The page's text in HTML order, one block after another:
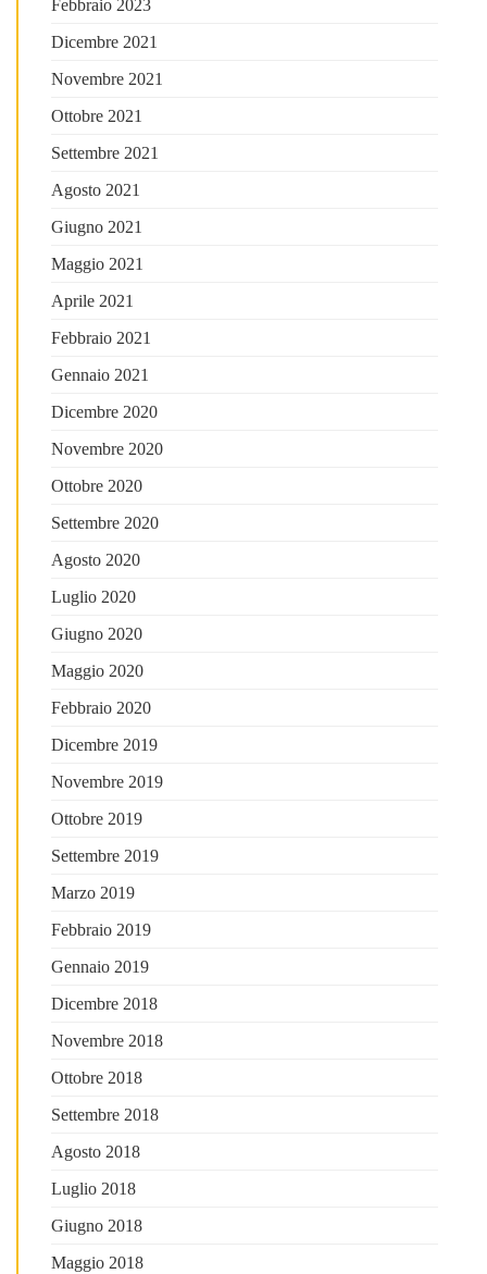
Febbraio 2023
Dicembre 2021
Novembre 2021
Ottobre 2021
Settembre 2021
Agosto 2021
Giugno 2021
Maggio 2021
Aprile 2021
Febbraio 2021
Gennaio 2021
Dicembre 2020
Novembre 2020
Ottobre 2020
Settembre 2020
Agosto 2020
Luglio 2020
Giugno 2020
Maggio 2020
Febbraio 2020
Dicembre 2019
Novembre 2019
Ottobre 2019
Settembre 2019
Marzo 2019
Febbraio 2019
Gennaio 2019
Dicembre 2018
Novembre 2018
Ottobre 2018
Settembre 2018
Agosto 2018
Luglio 2018
Giugno 2018
Maggio 2018